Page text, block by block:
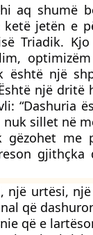
aq
jetën e
Triadik.
është një
një dritë
“Dashuria
sillet në
me
urtësi,
që
që e